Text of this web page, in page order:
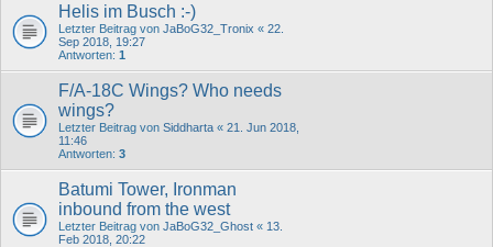
Helis im Busch :-)
Letzter Beitrag von JaBoG32_Tronix « 22.
Sep 2018, 19:27
Antworten: 1
F/A-18C Wings? Who needs
wings?
Letzter Beitrag von Siddharta « 21. Jun 2018,
11:46
Antworten: 3
Batumi Tower, Ironman
inbound from the west
Letzter Beitrag von JaBoG32_Ghost « 13.
Feb 2018, 20:22